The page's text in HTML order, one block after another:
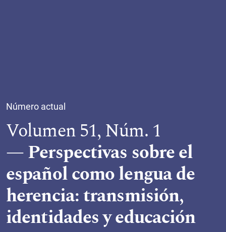
Número actual
Volumen 51, Núm. 1
Perspectivas sobre el
español como lengua de
herencia: transmisión,
identidades y educación